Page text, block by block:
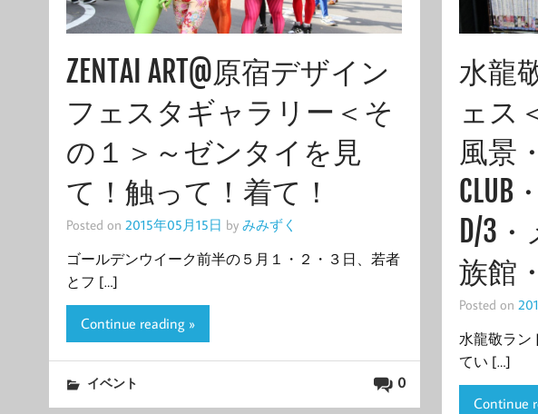
ZENTAI ART@原宿デザイン
フェスタギャラリー＜そ
の１＞～ゼンタイを見
て！触って！着て！
Posted on 2015年05月15日 by みみずく
ゴールデンウイーク前半の５月１・２・３日、若者
とフ […]
Continue reading »
0
イベント
水龍
ェス
風景
CLUB
D/3
族館
Posted on
水龍敬ラン
てい […]
Continue